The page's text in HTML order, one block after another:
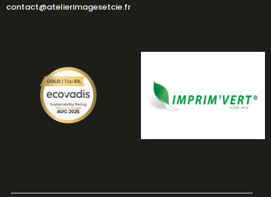
contact@atelierimagesetcie.fr